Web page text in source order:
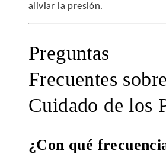
aliviar la presión.
Preguntas
Frecuentes
Cuidado de los
¿Con qué